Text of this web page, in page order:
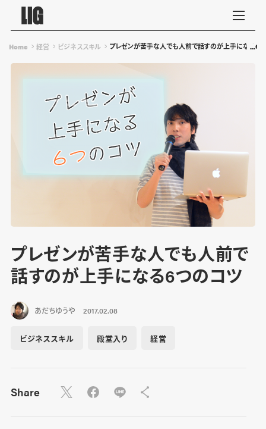
Home 経営 ビジネススキル プレゼンが苦手な人でも人前で話すのが上手になる6
プレゼンが苦手な人でも人前で
話すのが上手になる6つのコツ
あだちゆうや 2017.02.08
ビジネススキル 殿堂入り 経営
Share